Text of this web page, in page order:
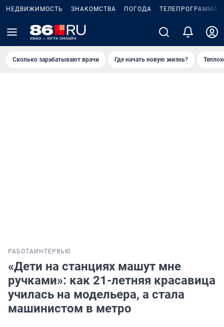
НЕДВИЖИМОСТЬ ЗНАКОМСТВА ПОГОДА ТЕЛЕПРОГРАММА
Сколько зарабатывают врачи Где начать новую жизнь?
РАБОТА ИНТЕРВЬЮ
«Дети на станциях машут мне
ручками»: как 21-летняя красавица
училась на модельера, а стала
машинистом в метро